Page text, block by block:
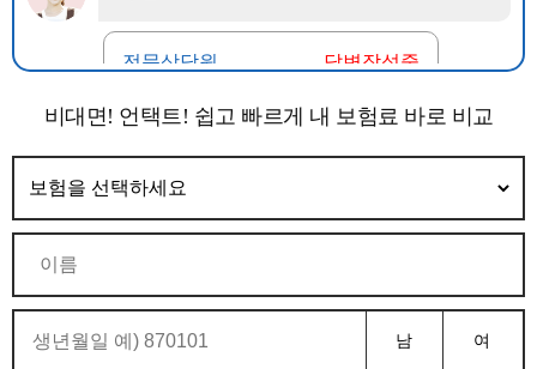
비대면! 언택트! 쉽고 빠르게 내 보험료 바로 비교
남 여